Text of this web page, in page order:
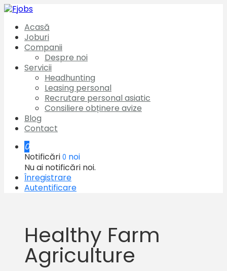
Acasă
Joburi
Companii
Despre noi
Servicii
Headhunting
Leasing personal
Recrutare personal asiatic
Consiliere obținere avize
Blog
Contact
0
Notificări 0 noi
Nu ai notificări noi.
Înregistrare
Autentificare
Healthy Farm
Agriculture